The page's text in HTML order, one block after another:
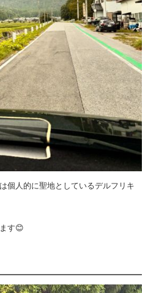
個人的に聖地としているデルフリキ
す😊